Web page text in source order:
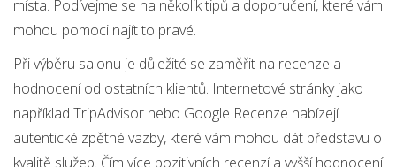
místa. Podívejme se na několik tipů a doporučení, které vám
mohou pomoci najít to pravé.
Při výběru salonu je důležité se zaměřit na recenze a
hodnocení od ostatních klientů. Internetové stránky jako
například TripAdvisor nebo Google Recenze nabízejí
autentické zpětné vazby, které vám mohou dát představu o
kvalitě služeb. Čím více pozitivních recenzí a vyšší hodnocení